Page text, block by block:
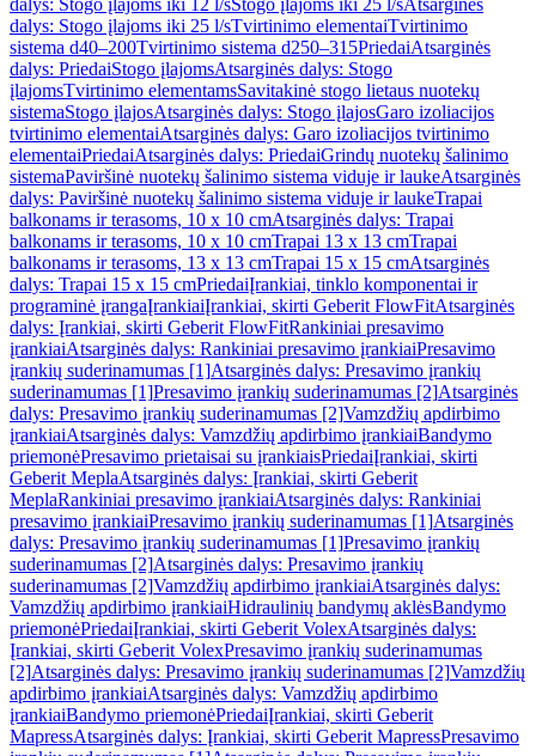
dalys: Stogo įlajoms iki 12 l/sStogo įlajoms iki 25 l/sAtsarginės
dalys: Stogo įlajoms iki 25 l/sTvirtinimo elementaiTvirtinimo
sistema d40–200Tvirtinimo sistema d250–315PriedaiAtsarginės
dalys: PriedaiStogo įlajomsAtsarginės dalys: Stogo
įlajomsTvirtinimo elementamsSavitakinė stogo lietaus nuotekų
sistemaStogo įlajosAtsarginės dalys: Stogo įlajosGaro izoliacijos
tvirtinimo elementaiAtsarginės dalys: Garo izoliacijos tvirtinimo
elementaiPriedaiAtsarginės dalys: PriedaiGrindų nuotekų šalinimo
sistemaPaviršinė nuotekų šalinimo sistema viduje ir laukeAtsarginės
dalys: Paviršinė nuotekų šalinimo sistema viduje ir laukeTrapai
balkonams ir terasoms, 10 x 10 cmAtsarginės dalys: Trapai
balkonams ir terasoms, 10 x 10 cmTrapai 13 x 13 cmTrapai
balkonams ir terasoms, 13 x 13 cmTrapai 15 x 15 cmAtsarginės
dalys: Trapai 15 x 15 cmPriedaiĮrankiai, tinklo komponentai ir
programinė įrangaĮrankiaiĮrankiai, skirti Geberit FlowFitAtsarginės
dalys: Įrankiai, skirti Geberit FlowFitRankiniai presavimo
įrankiaiAtsarginės dalys: Rankiniai presavimo įrankiaiPresavimo
įrankių suderinamumas [1]Atsarginės dalys: Presavimo įrankių
suderinamumas [1]Presavimo įrankių suderinamumas [2]Atsarginės
dalys: Presavimo įrankių suderinamumas [2]Vamzdžių apdirbimo
įrankiaiAtsarginės dalys: Vamzdžių apdirbimo įrankiaiBandymo
priemonėPresavimo prietaisai su įrankiaisPriedaiĮrankiai, skirti
Geberit MeplaAtsarginės dalys: Įrankiai, skirti Geberit
MeplaRankiniai presavimo įrankiaiAtsarginės dalys: Rankiniai
presavimo įrankiaiPresavimo įrankių suderinamumas [1]Atsarginės
dalys: Presavimo įrankių suderinamumas [1]Presavimo įrankių
suderinamumas [2]Atsarginės dalys: Presavimo įrankių
suderinamumas [2]Vamzdžių apdirbimo įrankiaiAtsarginės dalys:
Vamzdžių apdirbimo įrankiaiHidraulinių bandymų aklėsBandymo
priemonėPriedaiĮrankiai, skirti Geberit VolexAtsarginės dalys:
Įrankiai, skirti Geberit VolexPresavimo įrankių suderinamumas
[2]Atsarginės dalys: Presavimo įrankių suderinamumas [2]Vamzdžių
apdirbimo įrankiaiAtsarginės dalys: Vamzdžių apdirbimo
įrankiaiBandymo priemonėPriedaiĮrankiai, skirti Geberit
MapressAtsarginės dalys: Įrankiai, skirti Geberit MapressPresavimo